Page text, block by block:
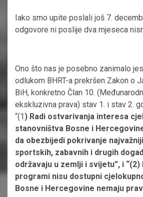
Iako smo upite poslali još 7.
odgovore ni poslije dva mjeseca
Ono što nas je posebno zanimalo
odlukom BHRT-a prekršen Zakon o
BiH, konkretno Član 10.
ekskluzivna prava) stav 1. i stav 2.
“(1) Radi ostvarivanja interesa
stanovništva Bosne i
da obezbijedi pokrivanje
sportskih, zabavnih i drugih
održavaju u zemlji i svijetu”, i
programi nisu dostupni
Bosne i Hercegovine nemaju